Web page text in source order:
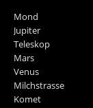
Mond
Jupiter
Teleskop
Mars
Venus
Milchstrasse
Komet